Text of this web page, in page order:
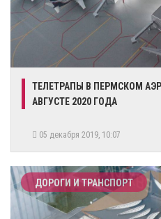
ТЕЛЕТРАПЫ В ПЕРМСКОМ
АВГУСТЕ 2020 ГОДА
05 декабря 2019, 10:07
ДОРОГИ И ТРАНСПОРТ